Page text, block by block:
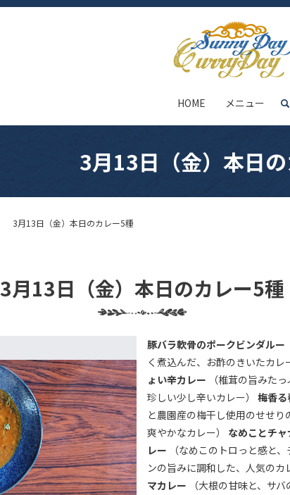
HOME メニュー
3月13日（金）本日
3月13日（金）本日のカレー5種
3月13日（金）本日のカレー5種
豚バラ軟骨のポークビンダルー
く煮込んだ、お酢のきいたカレ
ょい辛カレー （椎茸の旨みた
珍しい少し辛いカレー） 梅香る
と農園産の梅干し使用のせせり
爽やかなカレー） なめことチ
レー （なめこのトロっと感と
ンの旨みに調和した、人気のカ
マカレー （大根の甘味と、サ